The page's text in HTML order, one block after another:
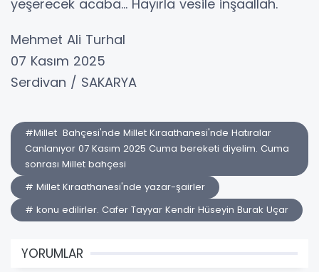
yeşerecek acaba... Hayırla vesile inşaallah.
Mehmet Ali Turhal
07 Kasım 2025
Serdivan / SAKARYA
#Millet Bahçesi'nde Millet Kıraathanesi'nde Hatıralar
Canlanıyor 07 Kasım 2025 Cuma bereketi diyelim. Cuma
sonrası Millet bahçesi
# Millet Kıraathanesi'nde yazar-şairler
# konu edilirler. Cafer Tayyar Kendir Hüseyin Burak Uçar
YORUMLAR